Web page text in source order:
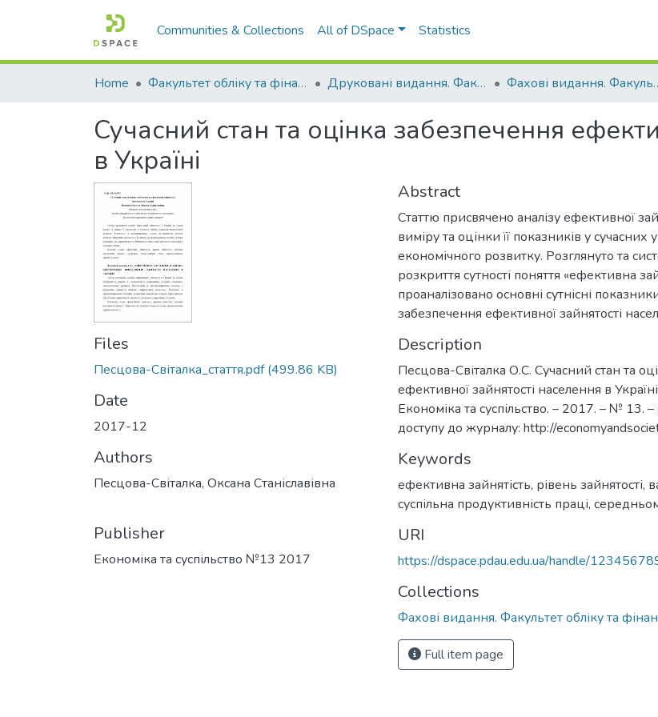
Communities & Collections All of DSpace Statistics
Home Факультет обліку та фінансів Друковані видання. Факультет обліку та фінансів Фахові видання.
Сучасний стан та оцінка забезпечення
в Україні
Files
Песцова-Світалка_стаття.pdf(499.86 KB)
Date
2017-12
Authors
Песцова-Світалка, Оксана Станіславівна
Publisher
Економіка та суспільство №13 2017
Abstract
Статтю присвячено аналізу ефективної
виміру та оцінки її показників у сучасних
економічного розвитку. Розглянуто та
розкриття сутності поняття «ефективна
проаналізовано основні сутнісні
забезпечення ефективної зайнятості
Description
Песцова-Світалка О.С. Сучасний стан та
ефективної зайнятості населення в
Економіка та суспільство. – 2017. – №
доступу до журналу: http://
Keywords
ефективна зайнятість, рівень зайнятості,
суспільна продуктивність праці,
URI
https://dspace.pdau.edu.ua/handle/
Collections
Фахові видання. Факультет обліку та
Full item page